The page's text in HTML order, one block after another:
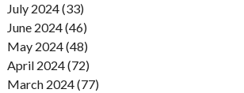
July 2024 (33)
June 2024 (46)
May 2024 (48)
April 2024 (72)
March 2024 (77)